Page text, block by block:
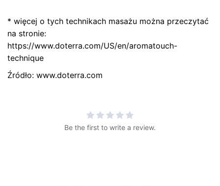
* więcej o tych technikach masażu można przeczytać
na stronie:
https://www.doterra.com/US/en/aromatouch-
technique
Źródło: www.doterra.com
Be the first to write a review.